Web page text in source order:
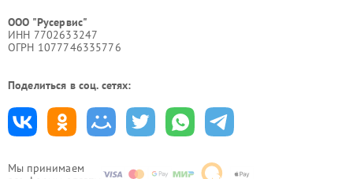
Мы принимаем
ООО "Русервис"
ИНН 7702633247
ОГРН 1077746335776
Поделиться в соц. сетях: